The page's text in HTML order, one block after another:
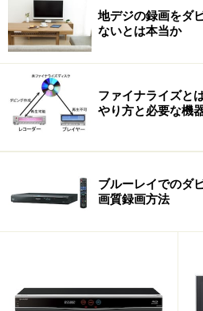
地デジの録画をダ
ないとは本当か
ファイナライズと
やり方と必要な機
ブルーレイでのダ
画質録画方法